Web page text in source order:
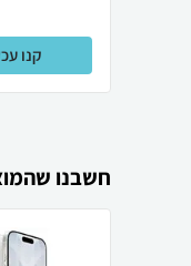
קנו
חשבנו